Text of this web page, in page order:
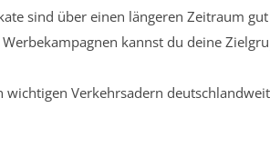
sind über einen längeren Zeitraum
kannst du deine
Verkehrsadern